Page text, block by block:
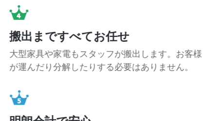
搬出まですべてお任せ
大型家具や家電もスタッフが搬出します。お客様
が運んだり分解したりする必要はありません。